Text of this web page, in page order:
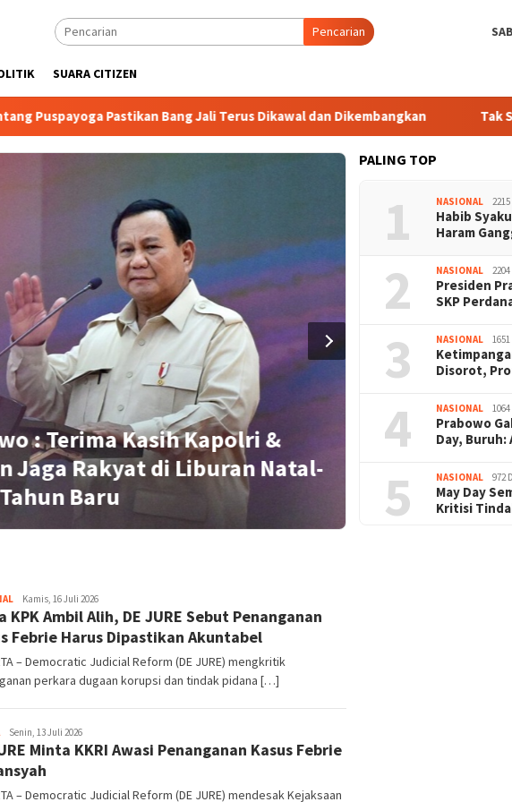
Pencarian
SUARA CITIZEN
Pastikan Bang Jali Terus Dikawal dan Dikembangkan Tak
: Terima Kasih Kapolri &
Jaga Rakyat di Liburan Natal-
Tahun Baru
Sukses,
Redaktur
Kamis, 16 Juli 2026
KPK Ambil Alih, DE JURE Sebut Penanganan
Febrie Harus Dipastikan Akuntabel
– Democratic Judicial Reform (DE JURE) mengkritik
perkara dugaan korupsi dan tindak pidana […]
Redaktur
Senin, 13 Juli 2026
Minta KKRI Awasi Penanganan Kasus Febrie
– Democratic Judicial Reform (DE JURE) mendesak Kejaksaan
PALING TOP
1 NASIONAL
Habib
Haram
2 NASIONAL
Presiden
SKP
3 NASIONAL
Disorot,
4 NASIONAL
Prabowo
Day,
5 NASIONAL 972
May Day
Kritisi